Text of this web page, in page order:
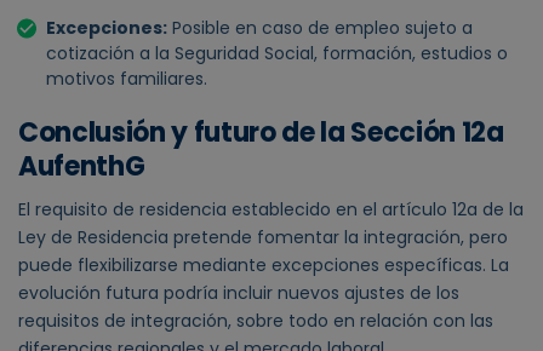
Excepciones: Posible en caso de empleo sujeto a
cotización a la Seguridad Social, formación, estudios o
motivos familiares.
Conclusión y futuro de la Sección 12a
AufenthG
El requisito de residencia establecido en el artículo 12a de la
Ley de Residencia pretende fomentar la integración, pero
puede flexibilizarse mediante excepciones específicas. La
evolución futura podría incluir nuevos ajustes de los
requisitos de integración, sobre todo en relación con las